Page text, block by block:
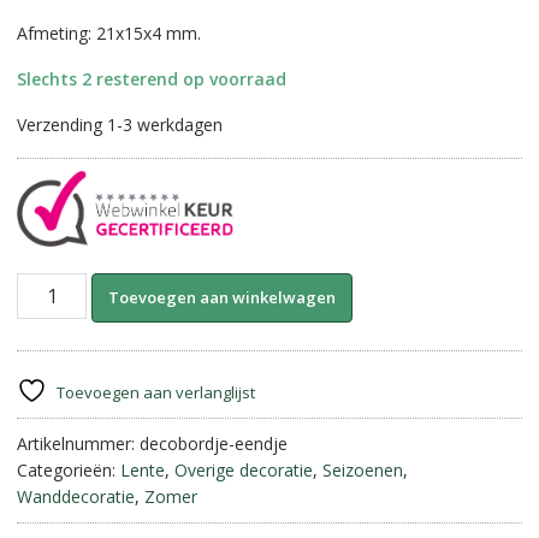
Afmeting: 21x15x4 mm.
Slechts 2 resterend op voorraad
Verzending 1-3 werkdagen
Houten
bordje
||
Eendje.
aantal
Toevoegen aan winkelwagen
n
t
v
Toevoegen aan verlanglijst
Artikelnummer: decobordje-eendje
Categorieën: Lente, Overige decoratie, Seizoenen,
Wanddecoratie, Zomer